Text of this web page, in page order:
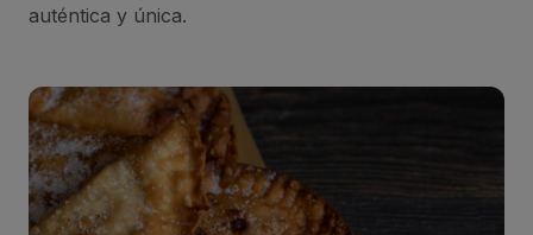
auténtica y única.